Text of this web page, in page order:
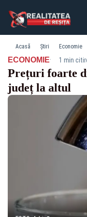
Acasă Știri Economie
ECONOMIE· 1 min
Prețuri foarte
județ la altul